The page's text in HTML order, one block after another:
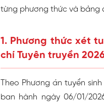
từng phương thức và bảng
1. Phương thức xét
chí Tuyên truyền
Theo Phương án tuyển
ban hành ngày 06/01/